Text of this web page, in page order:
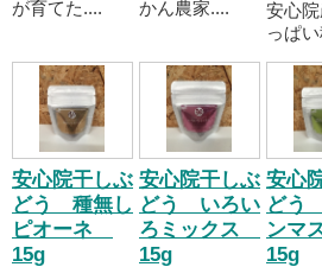
が育てた....
かん農家....
安心
っぱ
安心院干しぶ
どう 種無し
ピオーネ
15g
安心院干しぶ
どう いろい
ろミックス
15g
安心
どう
ンマ
15g